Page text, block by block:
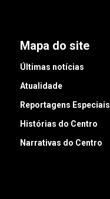
Mapa do site
Últimas notícias
Atualidade
Reportagens Especiais
Histórias do Centro
Narrativas do Centro